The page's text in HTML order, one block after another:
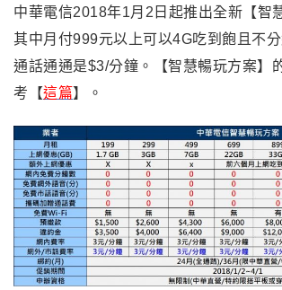
中華電信2018年1月2日起推出全新【智
其中月付999元以上可以4G吃到飽且不
通話通通是$3/分鐘。【智慧暢玩方案】
考【這篇】。